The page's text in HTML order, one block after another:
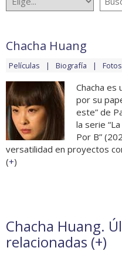
Chacha Huang
Películas Biografía Fotos
Chacha es
por su
este” de
la serie
Por B”
versatilidad en proyectos
(+)
Chacha Huang.
relacionadas (+)